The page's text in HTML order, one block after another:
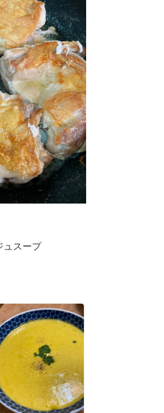
ュスープ